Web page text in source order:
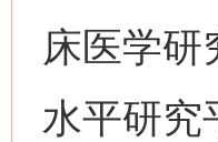
床医学
水平研究